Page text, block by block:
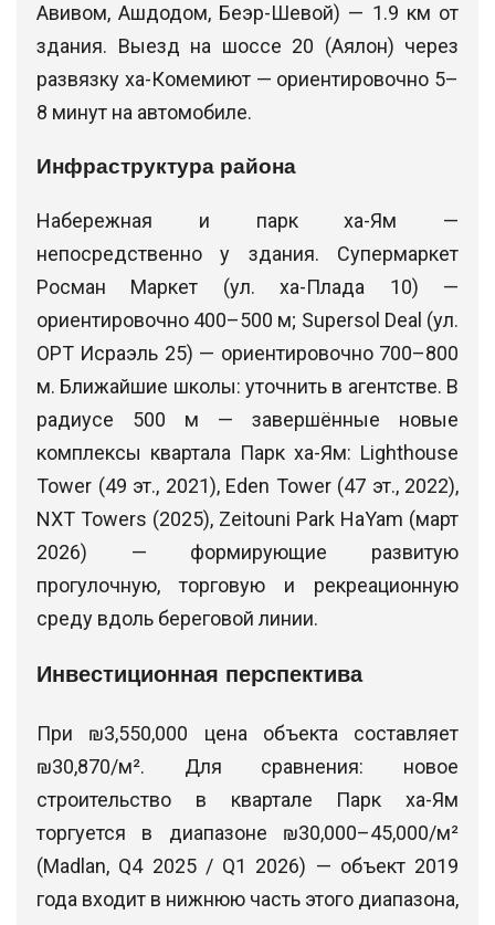
Авивом, Ашдодом, Беэр-Шевой) — 1.9 км от
здания. Выезд на шоссе 20 (Аялон) через
развязку ха-Комемиют — ориентировочно 5–
8 минут на автомобиле.
Инфраструктура района
Набережная и парк ха-Ям —
непосредственно у здания. Супермаркет
Росман Маркет (ул. ха-Плада 10) —
ориентировочно 400–500 м; Supersol Deal (ул.
ОРТ Исраэль 25) — ориентировочно 700–800
м. Ближайшие школы: уточнить в агентстве. В
радиусе 500 м — завершённые новые
комплексы квартала Парк ха-Ям: Lighthouse
Tower (49 эт., 2021), Eden Tower (47 эт., 2022),
NXT Towers (2025), Zeitouni Park HaYam (март
2026) — формирующие развитую
прогулочную, торговую и рекреационную
среду вдоль береговой линии.
Инвестиционная перспектива
При ₪3,550,000 цена объекта составляет
₪30,870/м². Для сравнения: новое
строительство в квартале Парк ха-Ям
торгуется в диапазоне ₪30,000–45,000/м²
(Madlan, Q4 2025 / Q1 2026) — объект 2019
года входит в нижнюю часть этого диапазона,